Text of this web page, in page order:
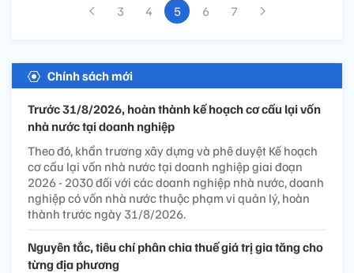
3 4 5 6 7
Chính sách mới
Trước 31/8/2026, hoàn thành kế hoạch cơ cấu lại vốn
nhà nước tại doanh nghiệp
Theo đó, khẩn trương xây dựng và phê duyệt Kế hoạch
cơ cấu lại vốn nhà nước tại doanh nghiệp giai đoạn
2026 - 2030 đối với các doanh nghiệp nhà nước, doanh
nghiệp có vốn nhà nước thuộc phạm vi quản lý, hoàn
thành trước ngày 31/8/2026.
Nguyên tắc, tiêu chí phân chia thuế giá trị gia tăng cho
từng địa phương